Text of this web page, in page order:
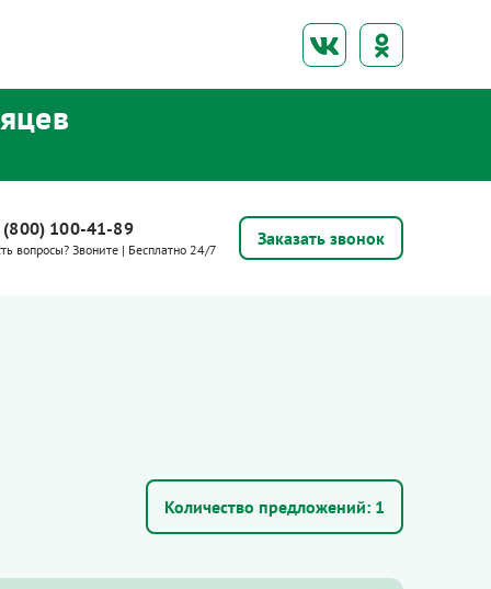
(800) 100-41-89
вопросы? Звоните | Бесплатно 24/7
Заказать звонок
Количество предложений: 1